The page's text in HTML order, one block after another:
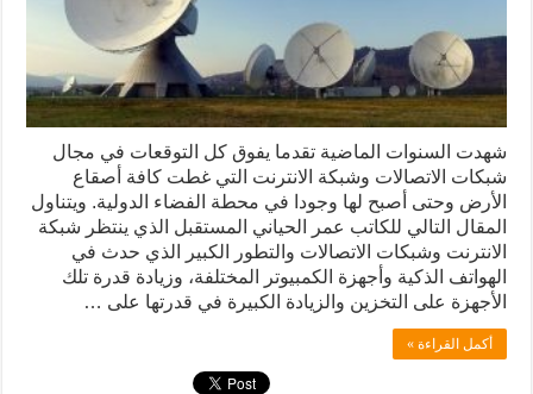
شهدت السنوات الماضية تقدما يفوق كل التوقعات في مجال
شبكات الاتصالات وشبكة الانترنت التي غطت كافة أصقاع
الأرض وحتى أصبح لها وجودا في محطة الفضاء الدولية. ويتناول
المقال التالي للكاتب عمر الحياني المستقبل الذي ينتظر شبكة
الانترنت وشبكات الاتصالات والتطور الكبير الذي حدث في
الهواتف الذكية وأجهزة الكمبيوتر المختلفة، وزيادة قدرة تلك
الأجهزة على التخزين والزيادة الكبيرة في قدرتها على …
أكمل القراءة »